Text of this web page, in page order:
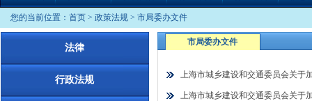
您的当前位置： 首页 > 政策法规 > 市局委办文件
法律
行政法规
市局委办文件
上海市城乡建设和交通委员会关于
上海市城乡建设和交通委员会关于